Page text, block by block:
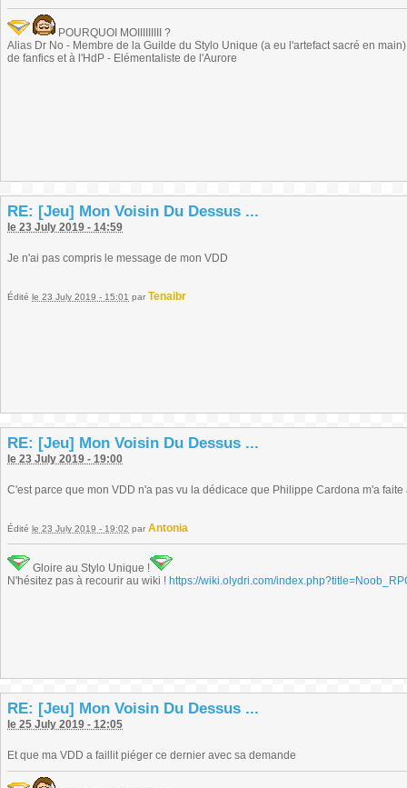
POURQUOI MOIIIIIIIII ?
Alias Dr No - Membre de la Guilde du Stylo Unique (a eu l'artefact sacré en
de fanfics et à l'HdP - Elémentaliste de l'Aurore
RE: [Jeu] Mon Voisin Du Dessus ...
le 23 July 2019 - 14:59
Je n'ai pas compris le message de mon VDD
Édité le 23 July 2019 - 15:01 par Tenaibr
RE: [Jeu] Mon Voisin Du Dessus ...
le 23 July 2019 - 19:00
C'est parce que mon VDD n'a pas vu la dédicace que Philippe Cardona m'a faite
Édité le 23 July 2019 - 19:02 par Antonia
Gloire au Stylo Unique !
N'hésitez pas à recourir au wiki ! https://wiki.olydri.com/
RE: [Jeu] Mon Voisin Du Dessus ...
le 25 July 2019 - 12:05
Et que ma VDD a faillit piéger ce dernier avec sa demande